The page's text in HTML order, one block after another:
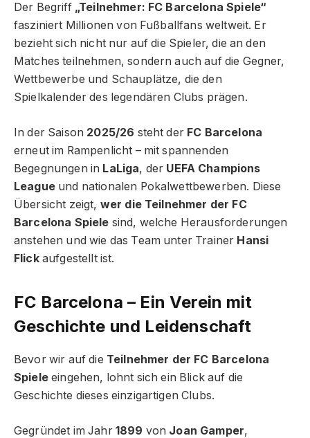
Der Begriff „Teilnehmer: FC Barcelona Spiele“
fasziniert Millionen von Fußballfans weltweit. Er
bezieht sich nicht nur auf die Spieler, die an den
Matches teilnehmen, sondern auch auf die Gegner,
Wettbewerbe und Schauplätze, die den
Spielkalender des legendären Clubs prägen.
In der Saison 2025/26 steht der FC Barcelona
erneut im Rampenlicht – mit spannenden
Begegnungen in LaLiga, der UEFA Champions
Leagueund nationalen Pokalwettbewerben. Diese
Übersicht zeigt, wer die Teilnehmer der FC
Barcelona Spiele sind, welche Herausforderungen
anstehen und wie das Team unter Trainer Hansi
Flickaufgestellt ist.
FC Barcelona – Ein Verein mit
Geschichte und Leidenschaft
Bevor wir auf die Teilnehmer der FC Barcelona
Spieleeingehen, lohnt sich ein Blick auf die
Geschichte dieses einzigartigen Clubs.
Gegründet im Jahr 1899 von Joan Gamper,